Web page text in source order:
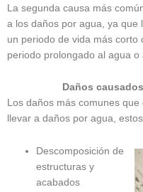
La segunda causa más
a los daños por agua, ya que
un periodo de vida más corto
periodo prolongado al agua o
Daños
Los daños más comunes
llevar a daños por agua,
Descomposición de
estructuras y
acabados